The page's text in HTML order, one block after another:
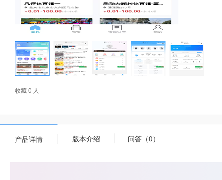
收藏 0 人
产品详情 版本介绍 问答（0）